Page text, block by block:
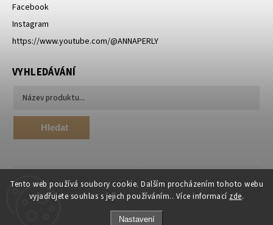
Tento web používá soubory cookie. Dalším procházením tohoto webu
vyjadřujete souhlas s jejich používáním.. Více informací zde.
Nastavení
Facebook
Instagram
https://www.youtube.com/@ANNAPERLY
VYHLEDÁVÁNÍ
Hledat